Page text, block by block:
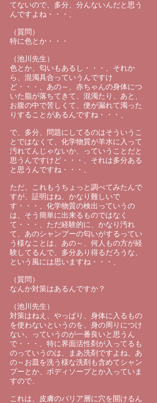
てないので、多分、分んないんだと思う
んですよね・・・、
（質問）
特に色とか・・・
（池川先生）
色とか、匂いもあるし・・・、それか
ら、混濁具合っていうんですけ
ど・・・、あの～、赤ちゃんの身体につ
いた脂が落ちてきて、混濁たり、あと、
お腹の中で苦しくて、便が漏れて濁った
りすることがあるんですね・・・、
で、多分、問題にしてるのはそういうこ
とではなくて、化学物質が羊水に入って
汚れてんじゃないか、っていうことだと
思うんですけど・・・、それは多分ある
と思うんですね・・・、
ただ、これもうちょっと調べてみたんで
すが、証明はね、かなり難しいで
す・・・、化学物質の検出っていうの
は、そう簡単に出来るものではなく
て・・・、ただ経験的に、かなり汚れ
て、あのシャンプーの匂いがするってい
う様なことは、あの～、何人もの方が経
験してるんで、多分あり得るだろうな、
という風には思いますね・・・、
（質問）
なんか対策はあるんですか？
（池川先生）
対策はねえ、やっぱり、身体に入るもの
を使わないというのを、身の周りにつけ
ない、っていうのが一番良いと思うん
で・・・、特に界面活性剤が入ってるも
のっていうのは、まあ洗剤ですよね、あ
の～お皿を洗う様な洗剤も含めてシャン
プーとか、ボディソープとか入っていま
すので、
これは、皮膚のバリア層に穴を開けるん